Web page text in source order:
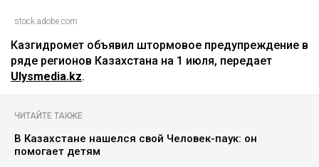
stock.adobe.com
Казгидромет объявил штормовое предупреждение в
ряде регионов Казахстана на 1 июля, передает
Ulysmedia.kz.
ЧИТАЙТЕ ТАКЖЕ
В Казахстане нашелся свой Человек-паук: он
помогает детям